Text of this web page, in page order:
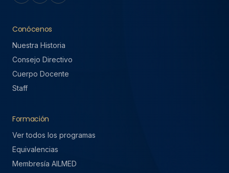
Conócenos
Nuestra Historia
Consejo Directivo
Cuerpo Docente
Staff
Formación
Ver todos los programas
Equivalencias
Membresía AILMED